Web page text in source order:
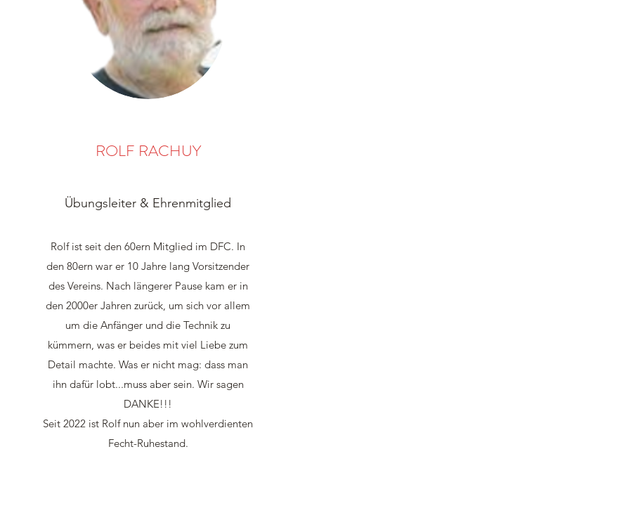
ROLF RACHUY
Übungsleiter & Ehrenmitglied
Rolf ist seit den 60ern Mitglied im DFC. In
den 80ern war er 10 Jahre lang Vorsitzender
des Vereins. Nach längerer Pause kam er in
den 2000er Jahren zurück, um sich vor allem
um die Anfänger und die Technik zu
kümmern, was er beides mit viel Liebe zum
Detail machte. Was er nicht mag: dass man
ihn dafür lobt...muss aber sein. Wir sagen
DANKE!!!
Seit 2022 ist Rolf nun aber im wohlverdienten
Fecht-Ruhestand.​